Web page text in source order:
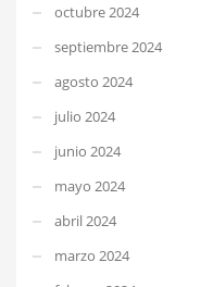
octubre 2024
septiembre 2024
agosto 2024
julio 2024
junio 2024
mayo 2024
abril 2024
marzo 2024